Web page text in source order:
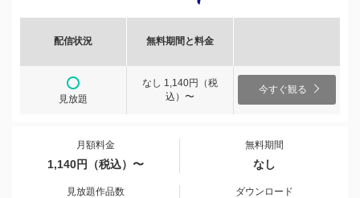
配信状況 無料期間と料金
見放題
なし 1,140円（税
込）〜
今すぐ観る
月額料金
1,140円（税込）〜
無料期間
なし
見放題作品数 ダウンロード